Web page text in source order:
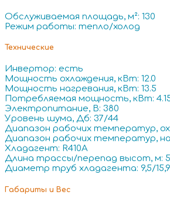
Обслуживаемая площадь, м²: 130
Режим работы: тепло/холод
Технические
Инвертор: есть
Мощность охлаждения, кВт: 12.0
Мощность нагревания, кВт: 13.5
Потребляемая мощность, кВт:
Электропитание, В: 380
Уровень шума, Дб: 37/44
Диапазон рабочих температур,
Диапазон рабочих температур,
Хладагент: R410A
Длина трассы/перепад высот, м:
Диаметр труб хладагента: 9,5/15,9
Габариты и Вес